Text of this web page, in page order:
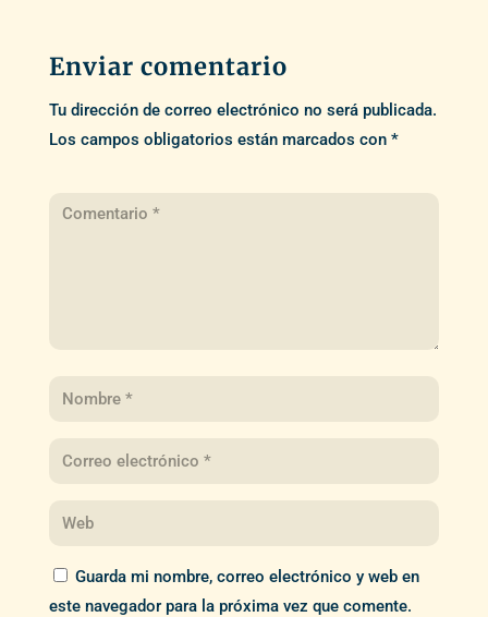
Enviar comentario
Tu dirección de correo electrónico no será publicada.
Los campos obligatorios están marcados con *
Guarda mi nombre, correo electrónico y web en
este navegador para la próxima vez que comente.